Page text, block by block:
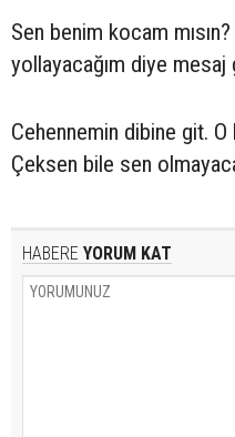
Sen benim kocam
yollayacağım diye mesaj
Cehennemin dibine git.
Çeksen bile sen
HABERE YORUM KAT